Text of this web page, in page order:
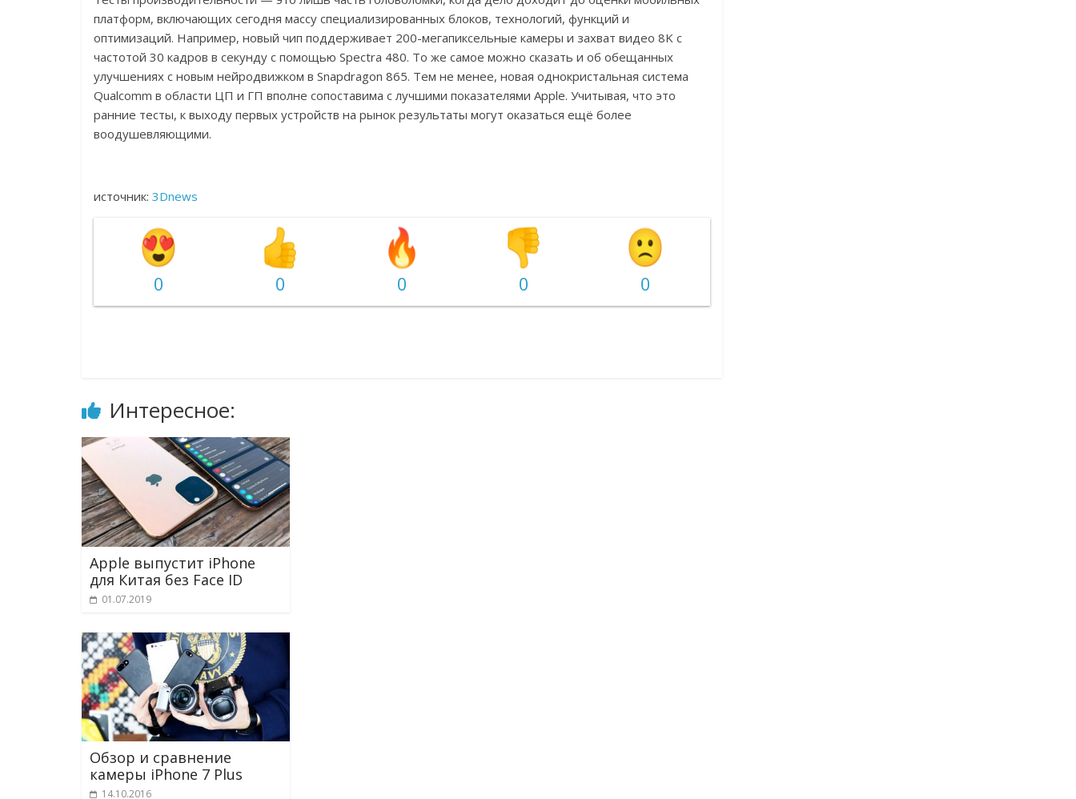
платформ, включающих сегодня массу специализированных блоков, технологий, функций и
оптимизаций. Например, новый чип поддерживает 200-мегапиксельные камеры и захват видео 8K с
частотой 30 кадров в секунду с помощью Spectra 480. То же самое можно сказать и об обещанных
улучшениях с новым нейродвижком в Snapdragon 865. Тем не менее, новая однокристальная система
Qualcomm в области ЦП и ГП вполне сопоставима с лучшими показателями Apple. Учитывая, что это
ранние тесты, к выходу первых устройств на рынок результаты могут оказаться ещё более
воодушевляющими.
источник: 3Dnews
0 0 0 0 0
Интересное:
Apple выпустит iPhone
для Китая без Face ID
01.07.2019
Обзор и сравнение
камеры iPhone 7 Plus
14.10.2016